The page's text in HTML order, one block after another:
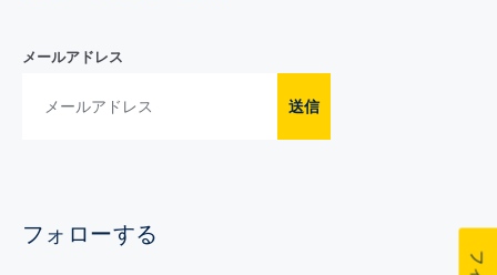
メールアドレス
送信
フォローする